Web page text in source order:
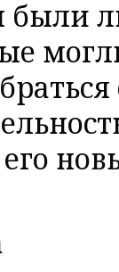
были